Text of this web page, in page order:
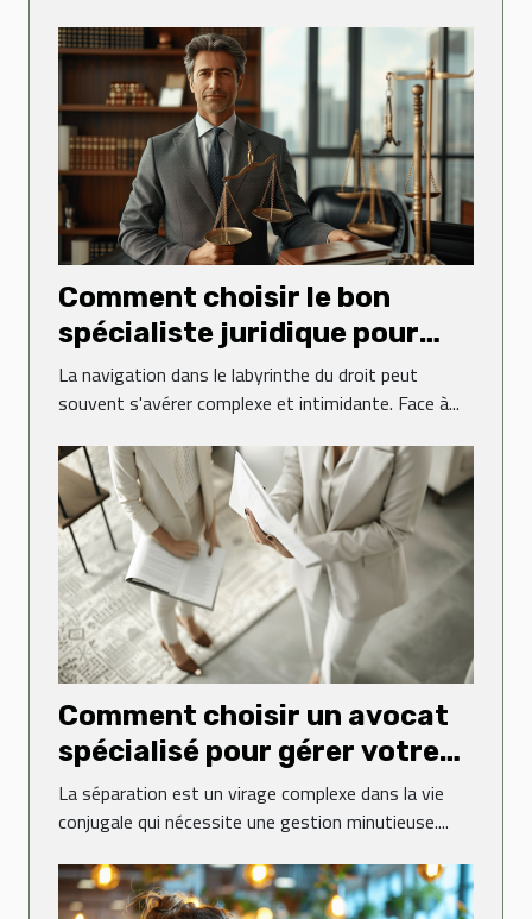
Comment choisir le bon
spécialiste juridique pour
vos besoins
La navigation dans le labyrinthe du droit peut
souvent s'avérer complexe et intimidante. Face à...
Comment choisir un avocat
spécialisé pour gérer votre
divorce efficacement
La séparation est un virage complexe dans la vie
conjugale qui nécessite une gestion minutieuse....